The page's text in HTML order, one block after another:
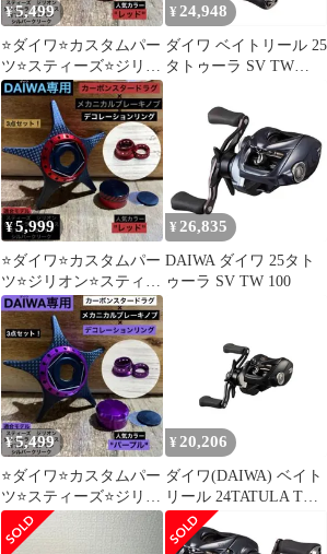
¥5,499
⭐️ダイワ⭐️カスタムパー
ツ⭐️スティーズ⭐️ジリオ
ン⭐️アルファス⭐️レッド
⭐️3点セット
¥ 24,948
ダイワ ベイトリール 25
タトゥーラ SV TW
¥5,999
⭐️ダイワ⭐️カスタムパー
ツ⭐️ジリオン⭐️スティー
ズ⭐️アルファス⭐️レッド
⭐️3点セット
¥ 26,835
DAIWA ダイワ 25タト
ゥーラ SV TW 100
¥5,499
⭐️ダイワ⭐️カスタムパー
ツ⭐️スティーズ⭐️ジリオ
ン⭐️アルファス⭐️パープ
ル⭐️3点セット
¥ 20,206
ダイワ(DAIWA) ベイト
リール 24TATULA TW
1